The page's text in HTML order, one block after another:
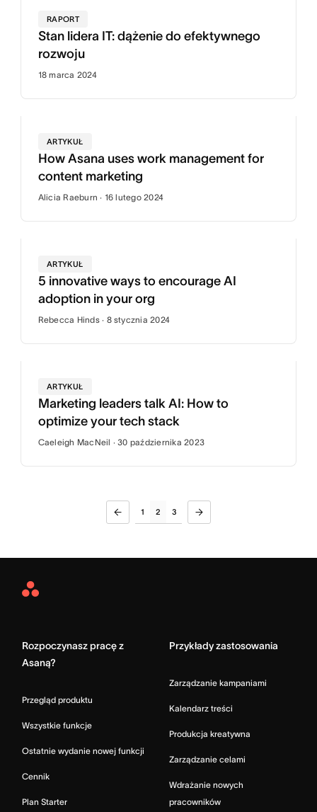
RAPORT
Stan lidera IT: dążenie do efektywnego
rozwoju
18 marca 2024
ARTYKUŁ
How Asana uses work management for
content marketing
Alicia Raeburn · 16 lutego 2024
ARTYKUŁ
5 innovative ways to encourage AI
adoption in your org
Rebecca Hinds · 8 stycznia 2024
ARTYKUŁ
Marketing leaders talk AI: How to
optimize your tech stack
Caeleigh MacNeil · 30 października 2023
1 2 3
Asana
Rozpoczynasz pracę z
Asaną?
Przegląd produktu
Wszystkie funkcje
Ostatnie wydanie nowej funkcji
Cennik
Plan Starter
Przykłady zastosowania
Zarządzanie kampaniami
Kalendarz treści
Produkcja kreatywna
Zarządzanie celami
Wdrażanie nowych
pracowników